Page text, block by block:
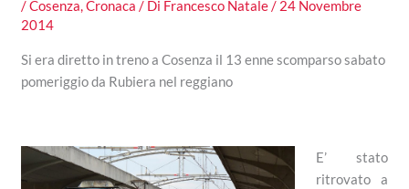
/Cosenza,Cronaca / Di Francesco Natale/ 24 Novembre
2014
Si era diretto in treno a Cosenza il 13 enne scomparso sabato
pomeriggio da Rubiera nel reggiano
E’ stato
ritrovato a